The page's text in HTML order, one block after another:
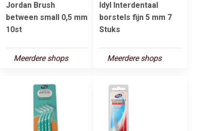
Jordan Brush
between small 0,5 mm
10st
Meerdere shops
Idyl Interdentaal
borstels fijn 5 mm 7
Stuks
Meerdere shops